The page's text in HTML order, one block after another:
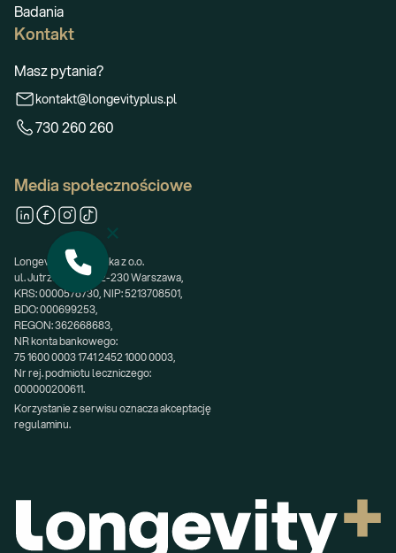
Badania
Kontakt
Masz pytania?
kontakt@longevityplus.pl
730 260 260
Media społecznościowe
Longevity Plus Spółka z o.o.
ul. Jutrzenki 100, 02-230 Warszawa,
KRS: 0000578730, NIP: 5213708501,
BDO: 000699253,
REGON: 362668683,
NR konta bankowego:
75 1600 0003 1741 2452 1000 0003,
Nr rej. podmiotu leczniczego:
000000200611.
Korzystanie z serwisu oznacza akceptację
regulaminu.